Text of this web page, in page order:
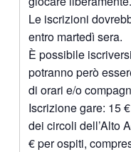
Le iscrizioni
entro martedì sera.
È possibile
potranno però
di orari e/o
Iscrizione gare: 15
dei circoli dell’Alto
€ per ospiti,